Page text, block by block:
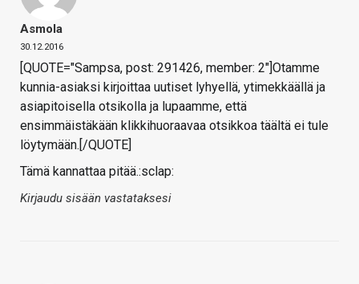
Asmola
30.12.2016
[QUOTE="Sampsa, post: 291426, member: 2"]Otamme
kunnia-asiaksi kirjoittaa uutiset lyhyellä, ytimekkäällä ja
asiapitoisella otsikolla ja lupaamme, että
ensimmäistäkään klikkihuoraavaa otsikkoa täältä ei tule
löytymään.[/QUOTE]
Tämä kannattaa pitää.:sclap:
Kirjaudu sisään vastataksesi